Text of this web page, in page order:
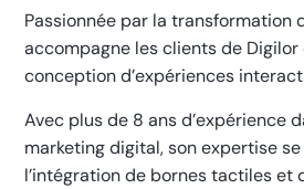
Passionnée par la transformation
accompagne les clients de Digilor
conception d’expériences
Avec plus de 8 ans d’expérience
marketing digital, son expertise
l’intégration de bornes tactiles et